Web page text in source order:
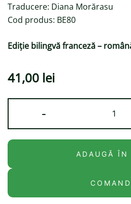
Traducere: Diana Morărasu
Cod produs: BE80
Ediție bilingvă franceză –
41,00 lei
-
ADAUGĂ ÎN